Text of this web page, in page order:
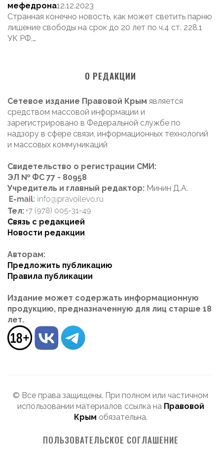
мефедрона12.12.2023
Странная конечно новость, как может светить парню
лишение свободы на срок до 20 лет по ч.4 ст. 228.1
УК РФ,…
О РЕДАКЦИИ
Сетевое издание Правовой Крым является
средством массовой информации и
зарегистрировано в Федеральной службе по
надзору в сфере связи, информационных технологий
и массовых коммуникаций
Свидетельство о регистрации СМИ:
ЭЛ № ФС 77 - 80958
Учредитель и главный редактор: Минин Д.А.
Тел:
Связь с редакцией
Новости редакции
Авторам:
Предложить публикацию
Правила публикации
Издание может содержать информационную
продукцию, предназначенную для лиц старше 18
лет.
© Все права защищены. При полном или частичном
использовании материалов ссылка на Правовой
Крым обязательна.
ПОЛЬЗОВАТЕЛЬСКОЕ СОГЛАШЕНИЕ